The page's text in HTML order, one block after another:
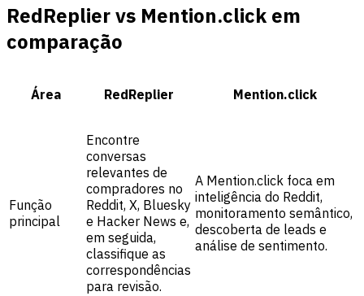
RedReplier vs Mention.click em
comparação
Área RedReplier Mention.click
Função
principal
Encontre
conversas
relevantes de
compradores no
Reddit, X, Bluesky
e Hacker News e,
em seguida,
classifique as
correspondências
para revisão.
A Mention.click foca em
inteligência do Reddit,
monitoramento semântico,
descoberta de leads e
análise de sentimento.